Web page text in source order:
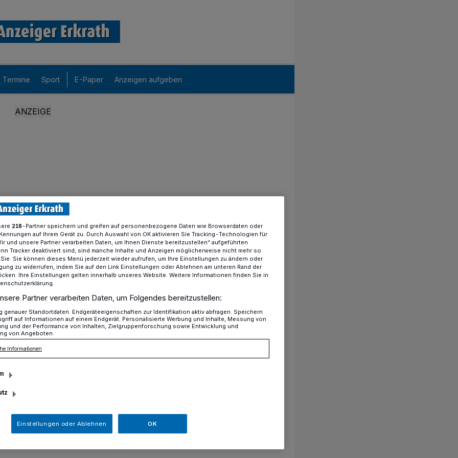
Termine Sport E-Paper Anzeigen aufgeben
für Frauen e.V. in Haan
Treffen für
Haan
Am 26. Oktober wird zum 100.
in Haan eingeladen. Seit 1986 treffen
Atmosphäre miteinander
über Glaubens- und Lebensfragen
218-Partner speichern und greifen auf personenbezogene Daten wie Browserdaten oder
auf Ihrem Gerät zu. Durch Auswahl von OK aktivieren Sie Tracking-Technologien für
und unsere Partner verarbeiten Daten, um Ihnen Dienste bereitzustellen“ aufgeführten
Tracker deaktiviert sind, sind manche Inhalte und Anzeigen möglicherweise nicht mehr so
Sie können dieses Menü jederzeit wieder aufrufen, um Ihre Einstellungen zu ändern oder
zu widerrufen, indem Sie auf den Link Einstellungen oder Ablehnen am unteren Rand der
Ihre Einstellungen gelten innerhalb unseres Website. Weitere Informationen finden Sie in
Partner verarbeiten Daten, um Folgendes bereitzustellen:
genauer Standortdaten. Endgeräteeigenschaften zur Identifikation aktiv abfragen. Speichern
auf Informationen auf einem Endgerät. Personalisierte Werbung und Inhalte, Messung von
und der Performance von Inhalten, Zielgruppenforschung sowie Entwicklung und
von Angeboten.
Informationen
Einstellungen oder Ablehnen OK